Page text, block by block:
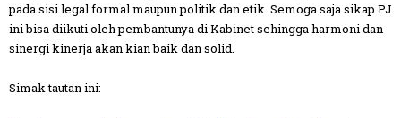
pada sisi legal formal maupun politik dan etik. Semoga saja sikap PJ
ini bisa diikuti oleh pembantunya di Kabinet sehingga harmoni dan
sinergi kinerja akan kian baik dan solid.
Simak tautan ini: